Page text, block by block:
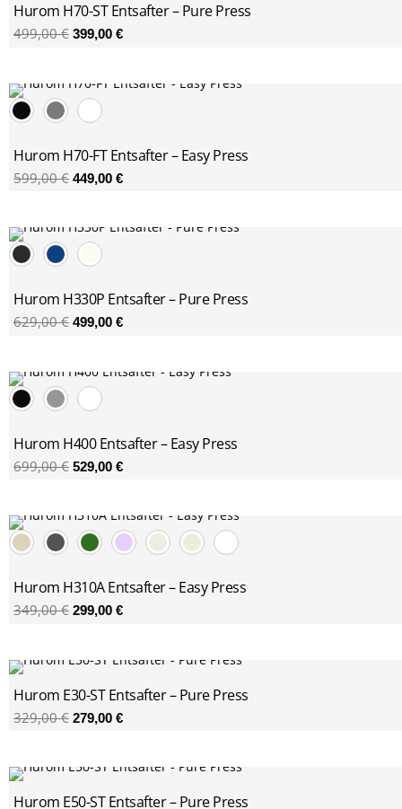
Hurom H70-ST Entsafter – Pure Press
499,00€ 399,00 €
Hurom H70-FT Entsafter – Easy Press
599,00€
Ursprünglicher
Preis
war:
449,00 €
Aktueller
Hurom H330P Entsafter – Pure Press
629,00€
Ursprünglicher
Preis
war:
499,00 €
Aktueller
Hurom H400 Entsafter – Easy Press
699,00€
Ursprünglicher
Preis
war:
529,00 €
Aktueller
Hurom H310A Entsafter – Easy Press
349,00€
Ursprünglicher
Preis
war:
299,00 €
Aktueller
Preis
ist:
Hurom E30-ST Entsafter – Pure Press
329,00€
Ursprünglicher
war:
279,00 €
Aktueller
ist:
Hurom E50-ST Entsafter – Pure Press
Ursprünglicher
war:
Aktueller
ist: